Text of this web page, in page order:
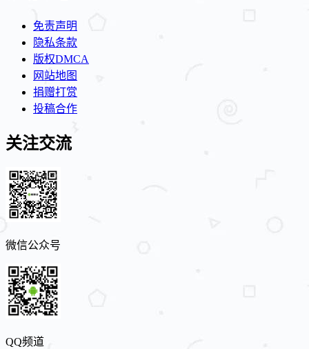
免责声明
隐私条款
版权DMCA
网站地图
捐赠打赏
投稿合作
关注交流
微信公众号
QQ频道